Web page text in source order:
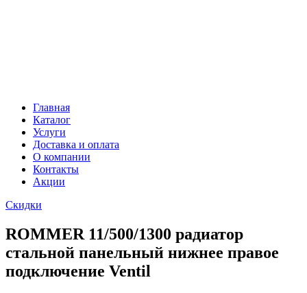
Главная
Каталог
Услуги
Доставка и оплата
О компании
Контакты
Акции
Скидки
ROMMER 11/500/1300 радиатор
стальной панельный нижнее правое
подключение Ventil